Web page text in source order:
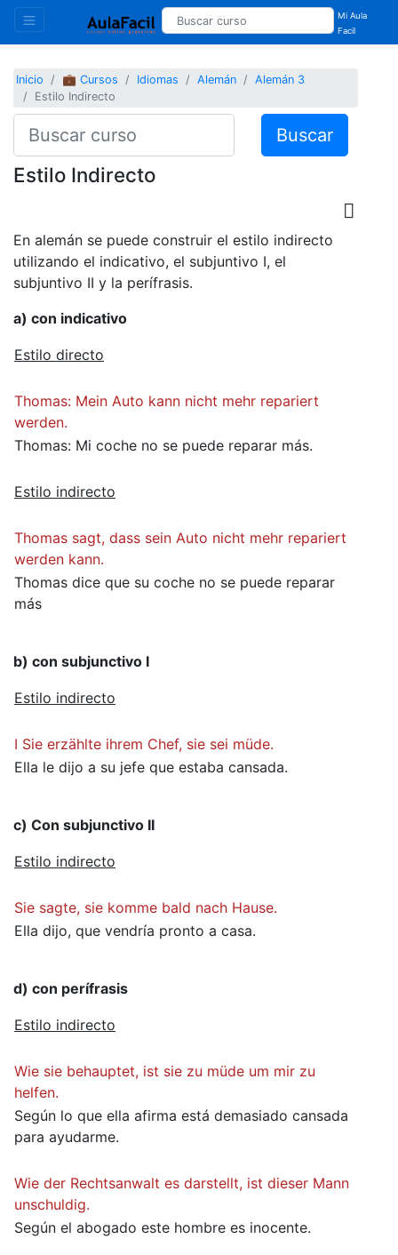
Mi Aula
Facil
Inicio 💼 Cursos Idiomas Alemán
Alemán 3
Estilo Indirecto
Buscar
Estilo Indirecto
En alemán se puede construir el estilo indirecto
utilizando el indicativo, el subjuntivo I, el
subjuntivo II y la perífrasis.
a) con indicativo
Estilo directo
Thomas: Mein Auto kann nicht mehr repariert
werden.
Thomas: Mi coche no se puede reparar más.
Estilo indirecto
Thomas sagt, dass sein Auto nicht mehr repariert
werden kann.
Thomas dice que su coche no se puede reparar
más
b) con subjunctivo I
Estilo indirecto
I Sie erzählte ihrem Chef, sie sei müde.
Ella le dijo a su jefe que estaba cansada.
c) Con subjunctivo II
Estilo indirecto
Sie sagte, sie komme bald nach Hause.
Ella dijo, que vendría pronto a casa.
d) con perífrasis
Estilo indirecto
Wie sie behauptet, ist sie zu müde um mir zu
helfen.
Según lo que ella afirma está demasiado cansada
para ayudarme.
Wie der Rechtsanwalt es darstellt, ist dieser Mann
unschuldig.
Según el abogado este hombre es inocente.